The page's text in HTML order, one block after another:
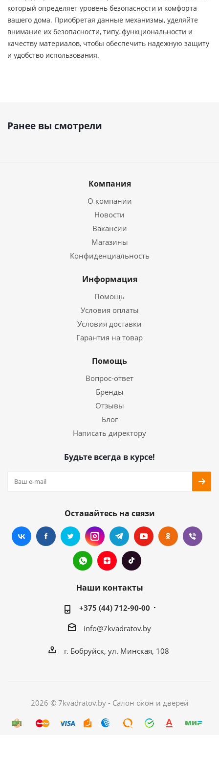
который определяет уровень безопасности и комфорта
вашего дома. Приобретая данные механизмы, уделяйте
внимание их безопасности, типу, функциональности и
качеству материалов, чтобы обеспечить надежную защиту
и удобство использования.
Ранее вы смотрели
Компания
О компании
Новости
Вакансии
Магазины
Конфиденциальность
Информация
Помощь
Условия оплаты
Условия доставки
Гарантия на товар
Помощь
Вопрос-ответ
Бренды
Отзывы
Блог
Написать директору
Будьте всегда в курсе!
Оставайтесь на связи
Наши контакты
+375 (44) 712-90-00
info@7kvadratov.by
г. Бобруйск, ул. Минская, 108
2026 © 7kvadratov.by - Салон окон и дверей